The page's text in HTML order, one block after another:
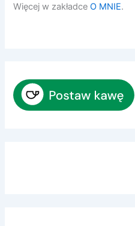
Więcej w zakładceO MNIE.